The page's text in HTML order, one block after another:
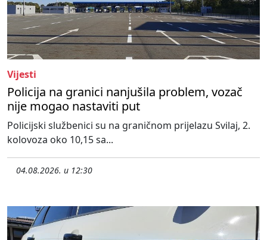
Vijesti
Policija na granici nanjušila problem, vozač
nije mogao nastaviti put
Policijski službenici su na graničnom prijelazu Svilaj, 2.
kolovoza oko 10,15 sa...
04.08.2026. u 12:30